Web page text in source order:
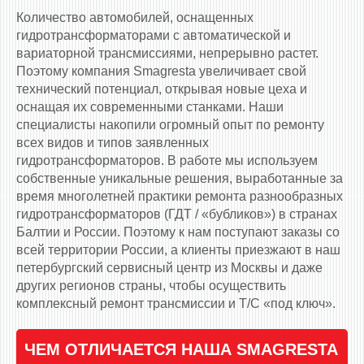
Количество автомобилей, оснащенных
гидротрансформаторами c автоматической и
вариаторной трансмиссиями, непрерывно растет.
Поэтому компания Smagresta увеличивает свой
технический потенциал, открывая новые цеха и
оснащая их современными станками. Наши
специалисты накопили огромный опыт по ремонту
всех видов и типов заявленных
гидротрансформаторов. В работе мы используем
собственные уникальные решения, выработанные за
время многолетней практики ремонта разнообразных
гидротрансформаторов (ГДТ / «бубликов») в странах
Балтии и России. Поэтому к нам поступают заказы со
всей территории России, а клиенты приезжают в наш
петербургский сервисный центр из Москвы и даже
других регионов страны, чтобы осуществить
комплексный ремонт трансмиссии и Т/С «под ключ».
ЧЕМ ОТЛИЧАЕТСЯ НАША SMAGRESTA